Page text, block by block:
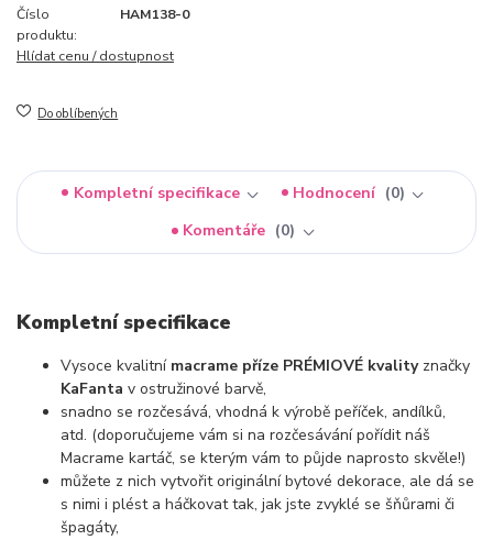
Číslo
produktu:
HAM138-0
Hlídat cenu / dostupnost
Do oblíbených
Kompletní specifikace Hodnocení
0
Komentáře
0
Kompletní specifikace
Vysoce kvalitní macrame příze PRÉMIOVÉ kvalityznačky
KaFanta v ostružinové barvě,
snadno se rozčesává, vhodná k výrobě peříček, andílků,
atd. (doporučujeme vám si na rozčesávání pořídit náš
Macrame kartáč, se kterým vám to půjde naprosto skvěle!)
můžete z nich vytvořit originální bytové dekorace, ale dá se
s nimi i plést a háčkovat tak, jak jste zvyklé se šňůrami či
špagáty,